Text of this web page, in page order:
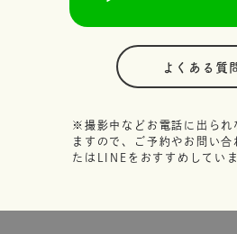
よくある質
※撮影中などお電話に出られ
ますので、ご予約やお問い合
たはLINEをおすすめしていま